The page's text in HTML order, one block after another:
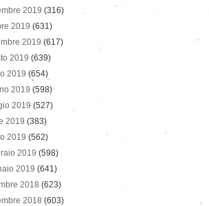
2019 (316)
2019 (631)
2019 (617)
2019 (639)
2019 (654)
2019 (598)
2019 (527)
2019 (383)
2019 (562)
2019 (598)
2019 (641)
2018 (623)
2018 (603)